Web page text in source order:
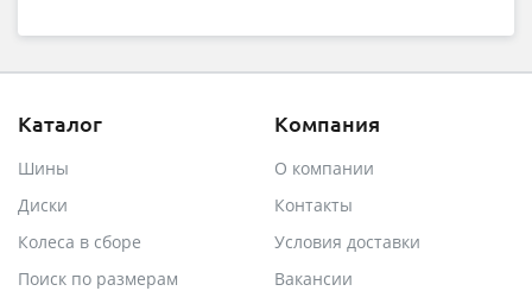
Каталог
Шины
Диски
Колеса в сборе
Поиск по размерам
Компания
О компании
Контакты
Условия доставки
Вакансии